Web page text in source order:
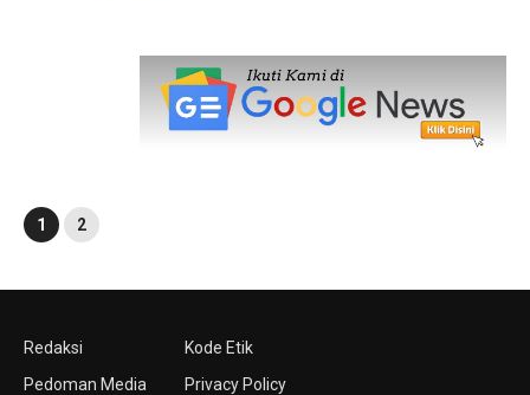
1 2
Redaksi
Pedoman Media
Kode Etik
Privacy Policy